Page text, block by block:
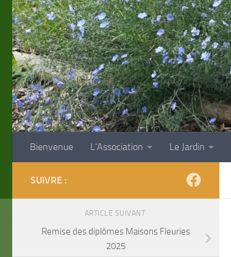
Bienvenue L’Association Le Jardin
SUIVRE :
ARTICLE SUIVANT
Remise des diplômes Maisons Fleuries
2025